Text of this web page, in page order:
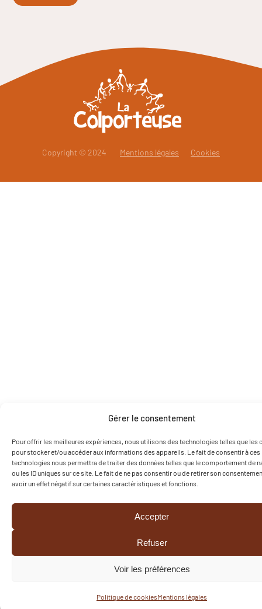
Gérer le consentement
Pour offrir les meilleures expériences, nous utilisons des technologies telles que les
pour stocker et/ou accéder aux informations des appareils. Le fait de consentir à ces
technologies nous permettra de traiter des données telles que le comportement de
ou les ID uniques sur ce site. Le fait de ne pas consentir ou de retirer son
avoir un effet négatif sur certaines caractéristiques et fonctions.
Accepter
Refuser
Voir les préférences
Politique de cookiesMentions légales
Copyright © 2024 Mentions légales Cookies